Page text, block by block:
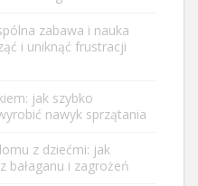
zabawa i nauka
i uniknąć frustracji
jak szybko
nawyk sprzątania
z dziećmi: jak
bałaganu i zagrożeń